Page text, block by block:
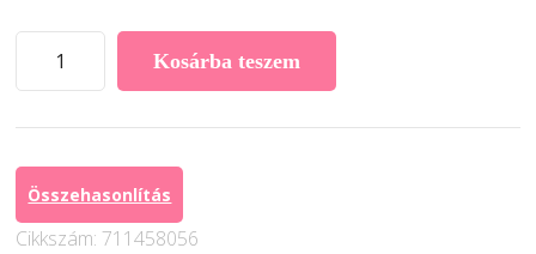
Desing
padló
Vinyil
Kosárba teszem
Összehasonlítás
Cikkszám: 711458056